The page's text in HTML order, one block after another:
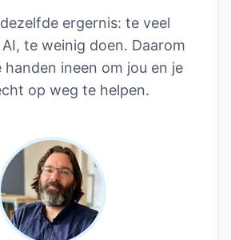
ergernis: te veel
te weinig doen. Daarom
handen ineen om jou en je
op weg te helpen.